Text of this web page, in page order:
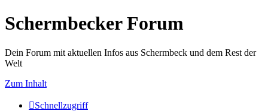
Schermbecker Forum
Dein Forum mit aktuellen Infos aus Schermbeck und dem Rest der
Welt
Zum Inhalt
Schnellzugriff